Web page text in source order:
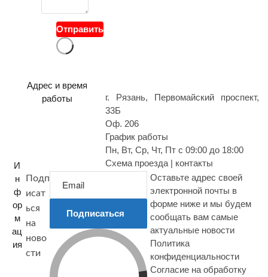
с
Отправить
Адрес и время
работы
г. Рязань, Первомайский проспект,
33Б
Оф. 206
График работы
Пн, Вт, Ср, Чт, Пт с 09:00 до 18:00
Схема проезда | контакты
И
н
ф
ор
м
ац
ия
Подп
исат
ься
на
ново
сти
Подписаться
Оставьте адрес своей
электронной почты в
форме ниже и мы будем
сообщать вам самые
актуальные новости
Политика
конфиденциальности
Согласие на обработку